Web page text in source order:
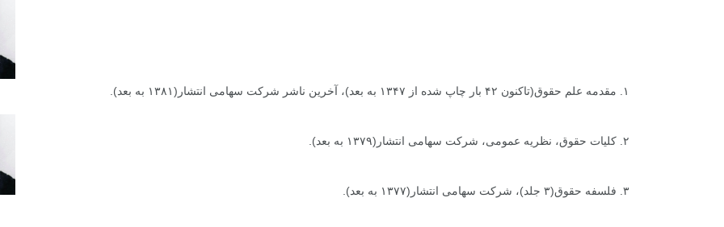
۱. مقدمه علم حقوق(تاکنون ۴۲ بار چاپ شده از ۱۳۴۷ به بعد)، آخرین ناشر شرکت سهامی انتشار(۱۳۸۱ به بعد).
۲. کلیات حقوق، نظریه عمومی، شرکت سهامی انتشار(۱۳۷۹ به بعد).
۳. فلسفه حقوق(۳ جلد)، شرکت سهامی انتشار(۱۳۷۷ به بعد).